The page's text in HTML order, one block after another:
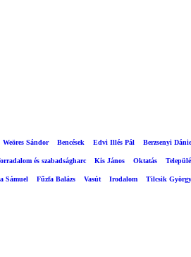
Weöres Sándor Bencések Edvi Illés Pál Berzsenyi
és szabadságharc Kis János Oktatás
Sámuel Fűzfa Balázs Vasút Irodalom Tilcsik György